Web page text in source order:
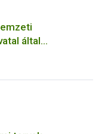
által
kapcsolódó